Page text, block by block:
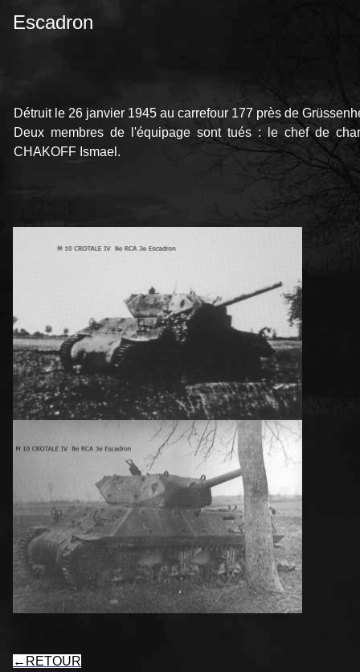
Escadron
Détruit le 26 janvier 1945 au carrefour 177 près de
Deux membres de l'équipage sont tués : le chef de
CHAKOFF Ismael.
← RETOUR